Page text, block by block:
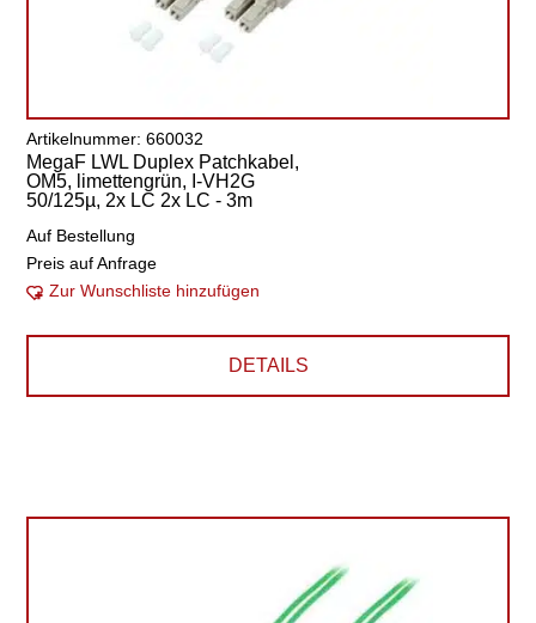
Artikelnummer: 660032
MegaF LWL Duplex Patchkabel,
OM5, limettengrün, I-VH2G
50/125µ, 2x LC 2x LC - 3m
Auf Bestellung
Preis auf Anfrage
Zur Wunschliste hinzufügen
DETAILS